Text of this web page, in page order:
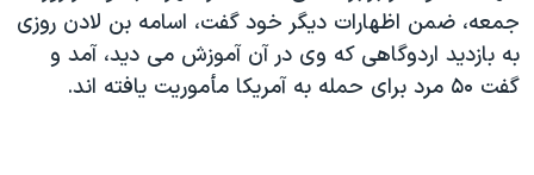
علم و فناوری
اسرائیل در جنگ
رمز مهسا
ورزش زنان در ایران
زبانهای مختلف
جمعه، ضمن اظهارات ديگر خود گفت، اسامه بن لادن روزی
به بازديد اردوگاهی که وی در آن آموزش می ديد، آمد و
گفت ۵۰ مرد برای حمله به آمريکا مأموريت يافته اند.